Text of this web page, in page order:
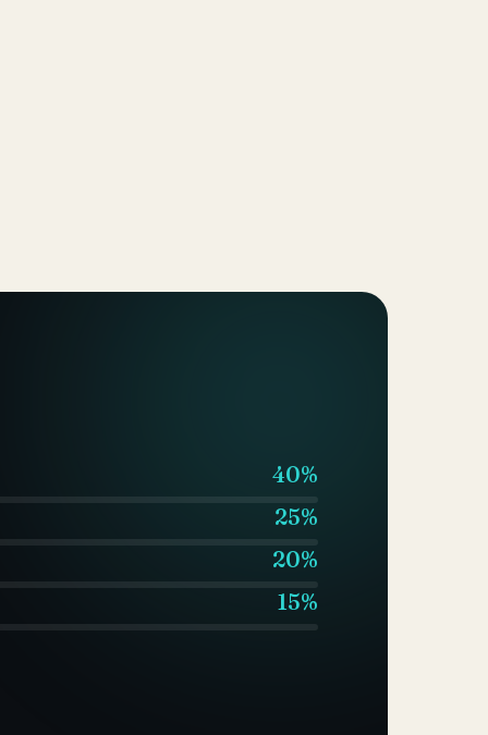
40%
25%
20%
15%